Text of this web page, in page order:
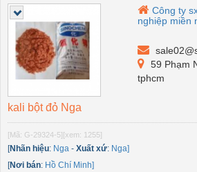
Công ty
nghiệp miền
59 Phạm
tphcm
kali bột đỏ Nga
[Mã: G-29324-5][xem: 1255]
[Nhãn hiệu: Nga - Xuất xứ: Nga]
[Nơi bán: Hồ Chí Minh]